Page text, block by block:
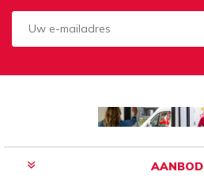
AANBOD